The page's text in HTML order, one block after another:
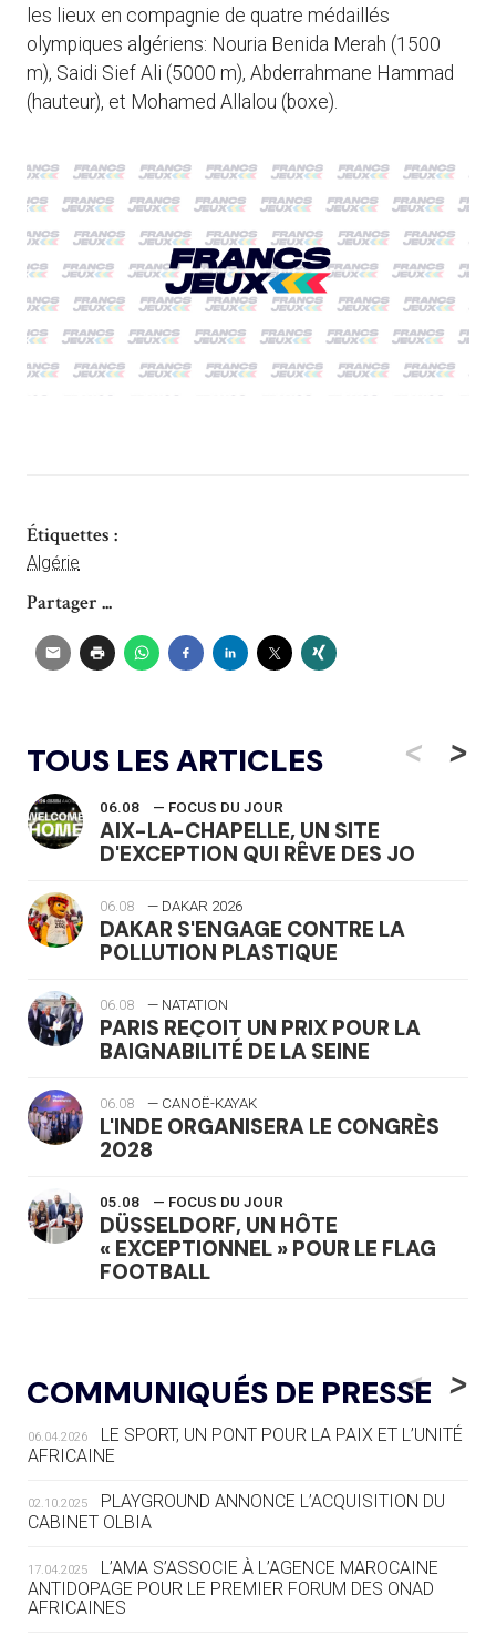
les lieux en compagnie de quatre médaillés
olympiques algériens: Nouria Benida Merah (1500
m), Saidi Sief Ali (5000 m), Abderrahmane Hammad
(hauteur), et Mohamed Allalou (boxe).
Étiquettes :
Algérie
Partager ...
TOUS LES ARTICLES <
06.08 — FOCUS DU JOUR
AIX-LA-CHAPELLE, UN SITE
D'EXCEPTION QUI RÊVE DES JO
06.08 — DAKAR 2026
DAKAR S'ENGAGE CONTRE LA
POLLUTION PLASTIQUE
06.08 — NATATION
PARIS REÇOIT UN PRIX POUR LA
BAIGNABILITÉ DE LA SEINE
06.08 — CANOË-KAYAK
L'INDE ORGANISERA LE CONGRÈS
2028
05.08 — FOCUS DU JOUR
DÜSSELDORF, UN HÔTE
« EXCEPTIONNEL » POUR LE FLAG
FOOTBALL
LE RÊVE DE VOIR LA LUGE ALPINE
AUX JO « N'EST PAS FINI »
05.08 — TIR À L'ARC
DES MONDIAUX À BRISBANE SUR LA
ROUTE DES JO 2032
LE VILLAGE OLYMPIQUE DES ARAVIS
SE DESSINE
>
COMMUNIQUÉS DE PRESSE
<
06.04.2026
LE SPORT, UN PONT POUR LA PAIX ET L’UNITÉ
AFRICAINE
02.10.2025
PLAYGROUND ANNONCE L’ACQUISITION DU
CABINET OLBIA
17.04.2025
L’AMA S’ASSOCIE À L’AGENCE MAROCAINE
ANTIDOPAGE POUR LE PREMIER FORUM DES ONAD
AFRICAINES
>